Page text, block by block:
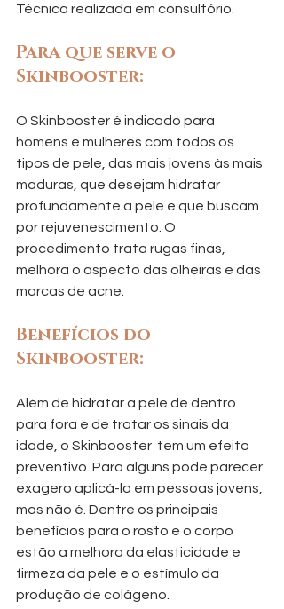
Técnica realizada em consultório.
Para que serve o
Skinbooster:
O Skinbooster é indicado para
homens e mulheres com todos os
tipos de pele, das mais jovens às mais
maduras, que desejam hidratar
profundamente a pele e que buscam
por rejuvenescimento. O
procedimento trata rugas finas,
melhora o aspecto das olheiras e das
marcas de acne.
Benefícios do
Skinbooster:
Além de hidratar a pele de dentro
para fora e de tratar os sinais da
idade, o Skinbooster  tem um efeito
preventivo. Para alguns pode parecer
exagero aplicá-lo em pessoas jovens,
mas não é. Dentre os principais
benefícios para o rosto e o corpo
estão a melhora da elasticidade e
firmeza da pele e o estímulo da
produção de colágeno.